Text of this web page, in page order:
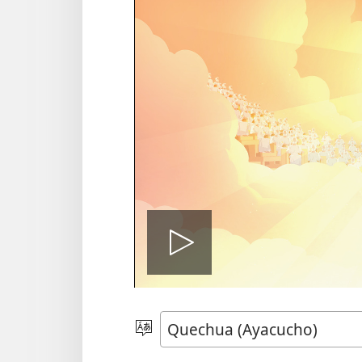
Qawayta
Rimayta
akllanapaq